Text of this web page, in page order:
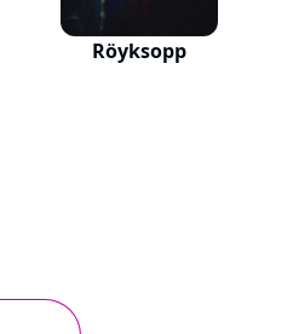
Röyksopp